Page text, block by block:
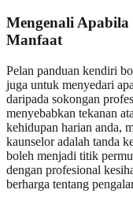
Mengenali
Manfaat
Pelan panduan kendiri
juga untuk menyedari
daripada sokongan
menyebabkan tekanan
kehidupan harian anda,
kaunselor adalah tanda
boleh menjadi titik
dengan profesional
berharga tentang